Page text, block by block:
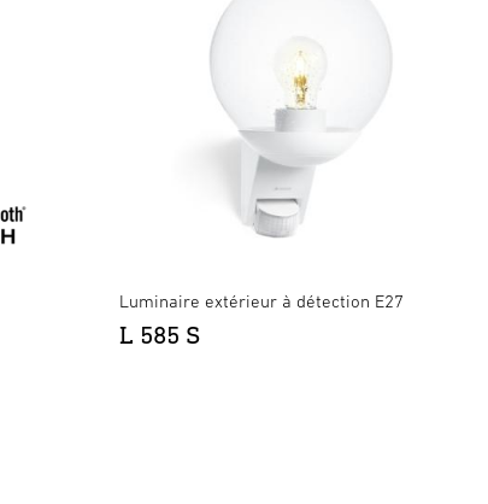
Luminaire extérieur à détection E27
L 585 S